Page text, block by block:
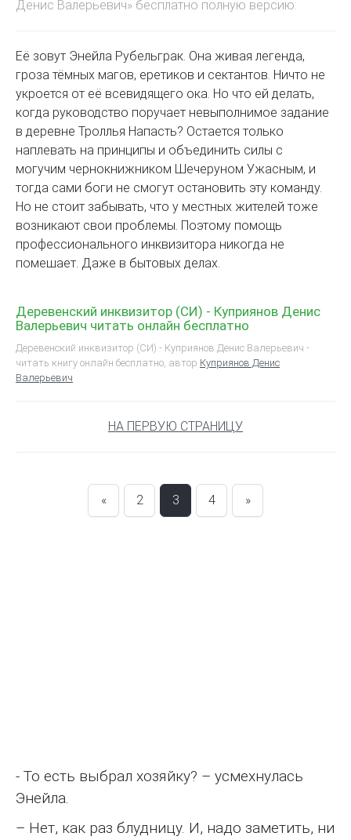
Денис Валерьевич» бесплатно полную версию:
Её зовут Энейла Рубельграк. Она живая легенда,
гроза тёмных магов, еретиков и сектантов. Ничто не
укроется от её всевидящего ока. Но что ей делать,
когда руководство поручает невыполнимое задание
в деревне Троллья Напасть? Остается только
наплевать на принципы и объединить силы с
могучим чернокнижником Шечеруном Ужасным, и
тогда сами боги не смогут остановить эту команду.
Но не стоит забывать, что у местных жителей тоже
возникают свои проблемы. Поэтому помощь
профессионального инквизитора никогда не
помешает. Даже в бытовых делах.
Деревенский инквизитор (СИ) - Куприянов Денис
Валерьевич читать онлайн бесплатно
Деревенский инквизитор (СИ) - Куприянов Денис Валерьевич -
читать книгу онлайн бесплатно, автор Куприянов Денис
Валерьевич
НА ПЕРВУЮ СТРАНИЦУ
« 2 3 4 »
- То есть выбрал хозяйку? – усмехнулась
Энейла.
– Нет, как раз блудницу. И, надо заметить, ни